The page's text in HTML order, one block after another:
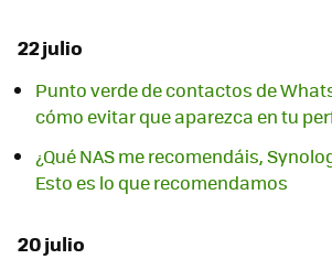
22 julio
Punto verde de contactos de
cómo evitar que aparezca en tu
¿Qué NAS me recomendáis,
Esto es lo que recomendamos
20 julio